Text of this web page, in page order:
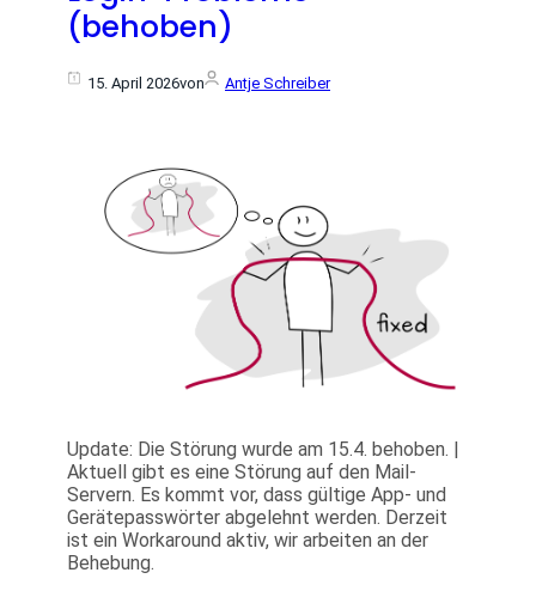
(behoben)
15. April 2026von Antje Schreiber
Update: Die Störung wurde am 15.4. behoben. |
Aktuell gibt es eine Störung auf den Mail-
Servern. Es kommt vor, dass gültige App- und
Gerätepasswörter abgelehnt werden. Derzeit
ist ein Workaround aktiv, wir arbeiten an der
Behebung.